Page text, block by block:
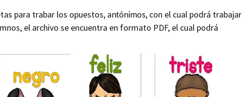
para trabar los opuestos, antónimos, con el cual podrá trabajar
el archivo se encuentra en formato PDF, el cual podrá